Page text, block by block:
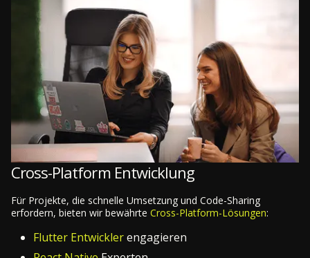
Cross-Platform Entwicklung
Für Projekte, die schnelle Umsetzung und Code-Sharing
erfordern, bieten wir bewährte Cross-Platform-Lösungen:
Flutter Entwicklerengagieren